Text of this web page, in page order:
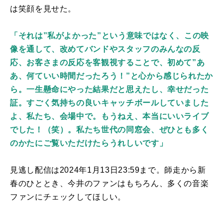
は笑顔を見せた。
「それは”私がよかった”という意味ではなく、この映
像を通して、改めてバンドやスタッフのみんなの反
応、お客さまの反応を客観視することで、初めて”あ
あ、何ていい時間だったろう！”と心から感じられたか
ら。一生懸命にやった結果だと思えたし、幸せだった
証。すごく気持ちの良いキャッチボールしていました
よ、私たち、会場中で。もうねえ、本当にいいライブ
でした！（笑）。私たち世代の同窓会、ぜひとも多く
のかたにご覧いただけたらうれしいです」
見逃し配信は2024年1 月 13 日 23:59まで。師走から新
春のひととき、今井のファンはもちろん、多くの音楽
ファンにチェックしてほしい。